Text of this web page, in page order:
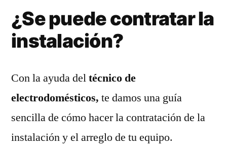
¿Se puede contratar la
instalación?
Con la ayuda deltécnico de
electrodomésticos, te damos una guía
sencilla de cómo hacer la contratación de la
instalación y el arreglo de tu equipo.